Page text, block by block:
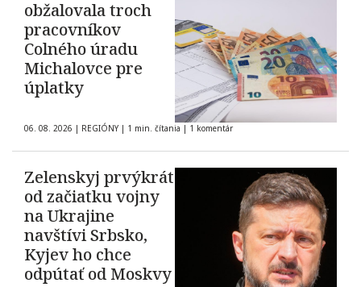
obžalovala troch
pracovníkov
Colného úradu
Michalovce pre
úplatky
06. 08. 2026 | REGIÓNY | 1 min. čítania | 1 komentár
Zelenskyj prvýkrát
od začiatku vojny
na Ukrajine
navštívi Srbsko,
Kyjev ho chce
odpútať od Moskvy